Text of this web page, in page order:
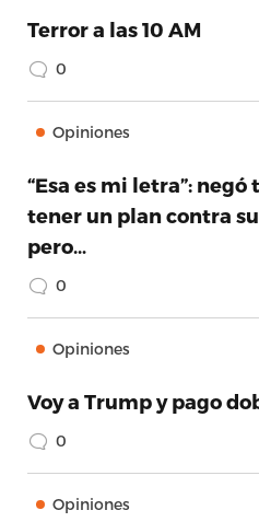
Terror a las 10 AM
0
Opiniones
“Esa es mi letra”: negó
tener un plan contra su
pero…
0
Opiniones
Voy a Trump y pago
0
Opiniones